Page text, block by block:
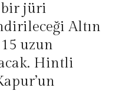
bir jüri
Altın
15 uzun
Hintli